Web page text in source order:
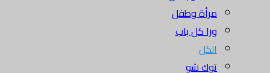
مرأة وطفل
ورا كل باب
الكل
توك شو